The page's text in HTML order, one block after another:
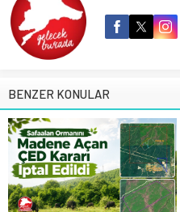
BENZER KONULAR